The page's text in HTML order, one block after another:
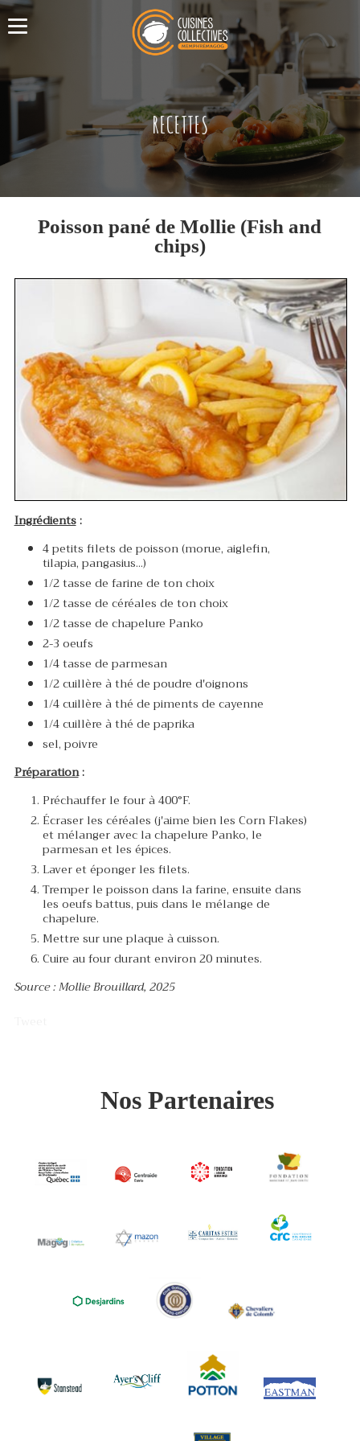
RECETTES
Poisson pané de Mollie (Fish and
chips)
Ingrédients:
4 petits filets de poisson (morue, aiglefin,
tilapia, pangasius...)
1/2 tasse de farine de ton choix
1/2 tasse de céréales de ton choix
1/2 tasse de chapelure Panko
2-3 oeufs
1/4 tasse de parmesan
1/2 cuillère à thé de poudre d'oignons
1/4 cuillère à thé de piments de cayenne
1/4 cuillère à thé de paprika
sel, poivre
Préparation:
Préchauffer le four à 400°F.
Écraser les céréales (j'aime bien les Corn Flakes)
et mélanger avec la chapelure Panko, le
parmesan et les épices.
Laver et éponger les filets.
Tremper le poisson dans la farine, ensuite dans
les oeufs battus, puis dans le mélange de
chapelure.
Mettre sur une plaque à cuisson.
Cuire au four durant environ 20 minutes.
Source : Mollie Brouillard, 2025
Nos Partenaires